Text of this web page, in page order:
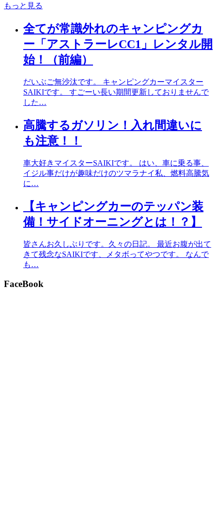
もっと見る
全てが常識外れのキャンピングカ
ー「アストラーレCC1」レンタル開
始！（前編）
だいぶご無沙汰です。 キャンピングカーマイスター
SAIKIです。 すごーい長い期間更新しておりませんで
した…
高騰するガソリン！入れ間違いに
も注意！！
車大好きマイスターSAIKIです。 はい、車に乗る事、
イジル事だけが趣味だけのツマラナイ私、燃料高騰気
に…
【キャンピングカーのテッパン装
備！サイドオーニングとは！？】
皆さんお久しぶりです。久々の日記。 最近お腹が出て
きて残念なSAIKIです、メタボってやつです。 なんで
も…
FaceBook